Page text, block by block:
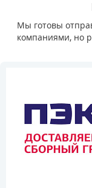
Мы готовы
компаниями, но